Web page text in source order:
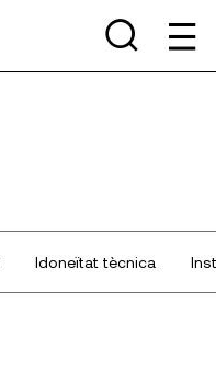
Idoneïtat tècnica